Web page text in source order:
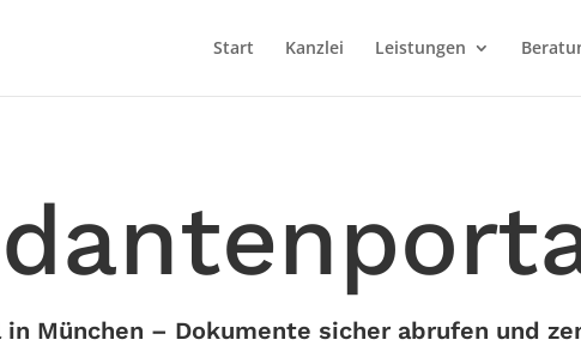
Start Kanzlei Leistungen
München – Dokumente sicher abrufen und